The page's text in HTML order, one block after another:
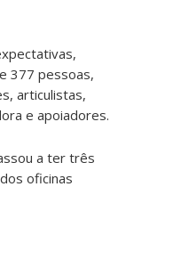
377 pessoas,
articulistas,
e apoiadores.
a ter três
oficinas